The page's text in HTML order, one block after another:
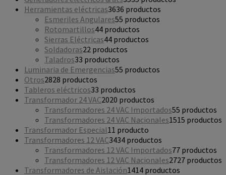
Herramientas eléctricas3636 productos
Esmeriles Angulares55 productos
Rotomartillos44 productos
Sierras Eléctricas44 productos
Soldadoras22 productos
Taladros33 productos
Luminaria de Emergencias55 productos
Otros2828 productos
Tableros eléctricos33 productos
Transformador 24 VAC2020 productos
Transformadores 24 VAC Importados55 productos
Transformadores 24 VAC Nacionales1515 productos
Transformador Especial1 1 producto
Transformadores 12 VAC3434 productos
Transformadores 12 VAC Importados77 productos
Transformadores 12 VAC Nacionales2727 productos
Transformadores de Aislación1414 productos